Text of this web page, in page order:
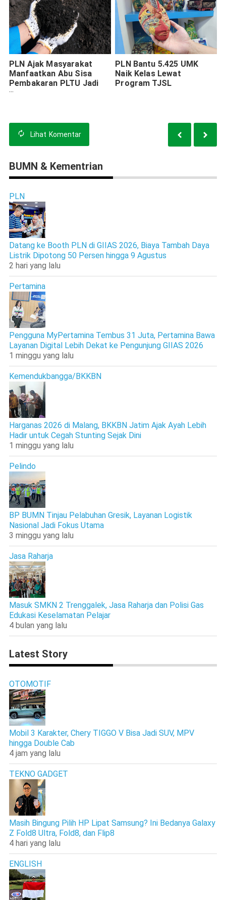
PLN Ajak Masyarakat
Manfaatkan Abu Sisa
Pembakaran PLTU Jadi
Ladang Bisnis
PLN Bantu 5.425 UMK
Naik Kelas Lewat
Program TJSL
Lihat Komentar
BUMN & Kementrian
PLN
Datang ke Booth PLN di GIIAS 2026, Biaya Tambah Daya
Listrik Dipotong 50 Persen hingga 9 Agustus
2 hari yang lalu
Pertamina
Pengguna MyPertamina Tembus 31 Juta, Pertamina Bawa
Layanan Digital Lebih Dekat ke Pengunjung GIIAS 2026
1 minggu yang lalu
Kemendukbangga/BKKBN
Harganas 2026 di Malang, BKKBN Jatim Ajak Ayah Lebih
Hadir untuk Cegah Stunting Sejak Dini
1 minggu yang lalu
Pelindo
BP BUMN Tinjau Pelabuhan Gresik, Layanan Logistik
Nasional Jadi Fokus Utama
3 minggu yang lalu
Jasa Raharja
Masuk SMKN 2 Trenggalek, Jasa Raharja dan Polisi Gas
Edukasi Keselamatan Pelajar
4 bulan yang lalu
Latest Story
OTOMOTIF
Mobil 3 Karakter, Chery TIGGO V Bisa Jadi SUV, MPV
hingga Double Cab
4 jam yang lalu
TEKNO GADGET
Masih Bingung Pilih HP Lipat Samsung? Ini Bedanya Galaxy
Z Fold8 Ultra, Fold8, dan Flip8
4 hari yang lalu
ENGLISH